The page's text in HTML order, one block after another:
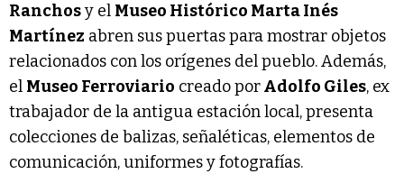
Ranchosy el Museo Histórico Marta Inés
Martínez abren sus puertas para mostrar objetos
relacionados con los orígenes del pueblo. Además,
el Museo Ferroviario creado porAdolfo Giles, ex
trabajador de la antigua estación local, presenta
colecciones de balizas, señaléticas, elementos de
comunicación, uniformes y fotografías.